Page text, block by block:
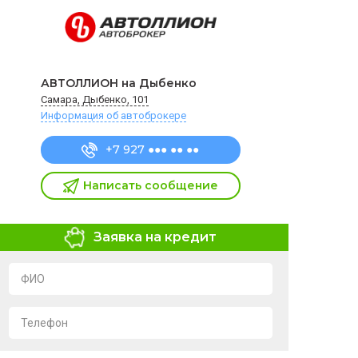
АВТОЛЛИОН на Дыбенко
Самара, Дыбенко, 101
Информация об автоброкере
+7 927 ●●● ●● ●●
Написать сообщение
Заявка на кредит
ФИО
Телефон